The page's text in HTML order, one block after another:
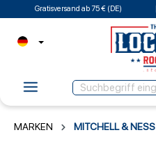
Gratisversand ab 75 € (DE)
MARKEN MITCHELL & NESS